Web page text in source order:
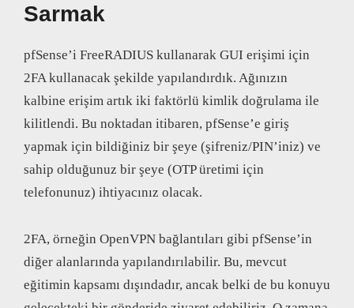
Sarmak
pfSense’i FreeRADIUS kullanarak GUI erişimi için
2FA kullanacak şekilde yapılandırdık. Ağınızın
kalbine erişim artık iki faktörlü kimlik doğrulama ile
kilitlendi. Bu noktadan itibaren, pfSense’e giriş
yapmak için bildiğiniz bir şeye (şifreniz/PIN’iniz) ve
sahip olduğunuz bir şeye (OTP üretimi için
telefonunuz) ihtiyacınız olacak.
2FA, örneğin OpenVPN bağlantıları gibi pfSense’in
diğer alanlarında yapılandırılabilir. Bu, mevcut
eğitimin kapsamı dışındadır, ancak belki de bu konuyu